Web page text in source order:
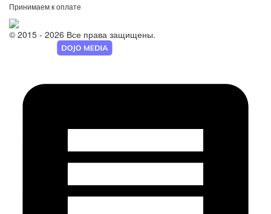
Принимаем к оплате
© 2015 - 2026 Все права защищены.